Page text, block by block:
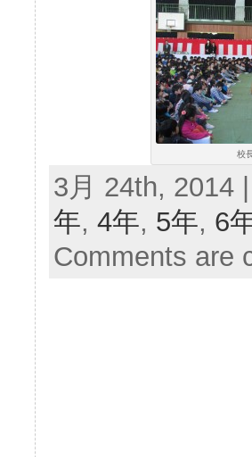
校
3月 24th, 2014
年, 4年, 5年, 6
Comments are